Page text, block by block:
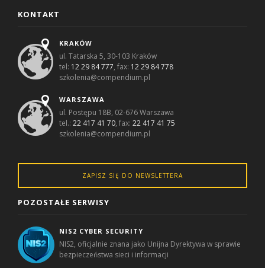
KONTAKT
KRAKÓW
ul. Tatarska 5, 30-103 Kraków
tel: 12 29 84 777, fax: 12 29 84 778
szkolenia@compendium.pl
WARSZAWA
ul. Postępu 18B, 02-676 Warszawa
tel.:22 417 41 70, fax:22 417 41 75
szkolenia@compendium.pl
ZAPISZ SIĘ DO NEWSLETTERA
POZOSTAŁE SERWISY
NIS2 CYBER SECURITY
NIS2, oficjalnie znana jako Unijna Dyrektywa w sprawie
bezpieczeństwa sieci i informacji